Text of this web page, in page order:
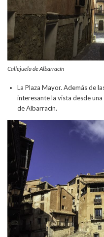
Callejuela de Albarracín
La Plaza Mayor. Además de
interesante la vista desde
de Albarracín.